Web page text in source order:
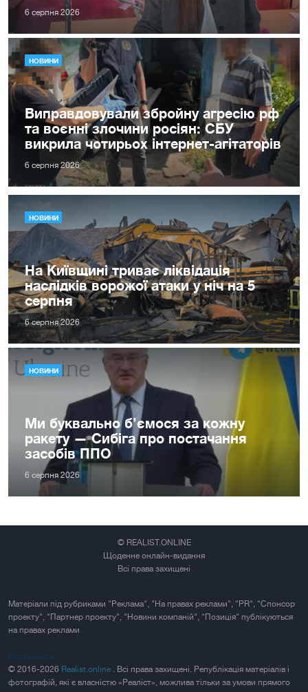
6 серпня 2026
НОВИНИ
Виправдовували збройну агресію рф
та воєнні злочини росіян: СБУ
викрила чотирьох інтернет-агітаторів
6 серпня 2026
НОВИНИ
На Київщині триває ліквідація
наслідків ворожої атаки у ніч на 5
серпня
6 серпня 2026
НОВИНИ
Ми буквально б’ємося за кожну
ракету — Сибіга про постачання
засобів ППО
6 серпня 2026
© REALIST.ONLINE
Щоденне онлайн-видання
Всі права захищені
Матеріали під рубриками "Реклама", "На правах реклами", "PR", "Спонсор
проекту", "Партнер проекту", "Новини компаній", "Позиція" публікуються
на правах реклами
Карта сайта
© 2016-2026 Realist.online . Всі права захищені. Републікація матеріалів і
фотографій, які є власністю «Реаліст», можлива тільки за умови прямого